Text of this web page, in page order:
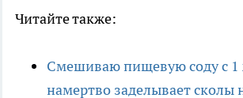
Читайте также:
Смешиваю пищевую соду с 1
намертво заделывает сколы